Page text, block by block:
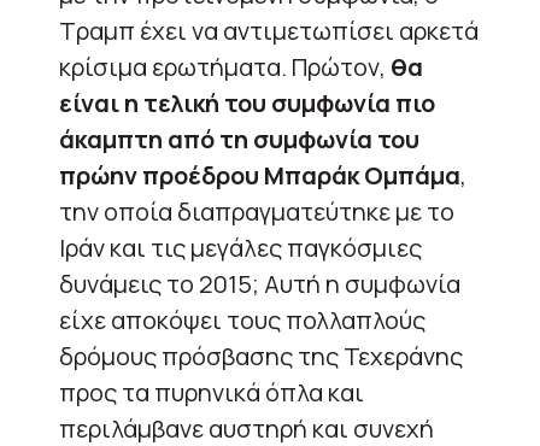
Τραμπ έχει να αντιμετωπίσει αρκετά
κρίσιμα ερωτήματα. Πρώτον, θα
είναι η τελική του συμφωνία πιο
άκαμπτη από τη συμφωνία του
πρώην προέδρου Μπαράκ Ομπάμα,
την οποία διαπραγματεύτηκε με το
Ιράν και τις μεγάλες παγκόσμιες
δυνάμεις το 2015; Αυτή η συμφωνία
είχε αποκόψει τους πολλαπλούς
δρόμους πρόσβασης της Τεχεράνης
προς τα πυρηνικά όπλα και
περιλάμβανε αυστηρή και συνεχή